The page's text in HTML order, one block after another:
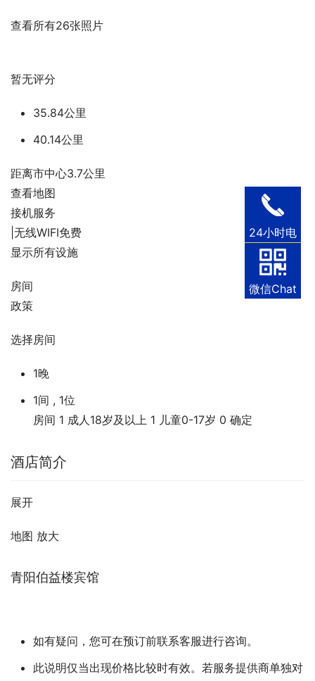
查看所有26张照片
暂无评分
35.84公里
40.14公里
距离市中心3.7公里
查看地图
接机服务
|无线WIFI免费
显示所有设施
房间
政策
选择房间
1晚
1间 , 1位
房间 1 成人18岁及以上 1 儿童0-17岁 0 确定
酒店简介
展开
地图 放大
青阳伯益楼宾馆
如有疑问，您可在预订前联系客服进行咨询。
此说明仅当出现价格比较时有效。若服务提供商单独对
24小时电
话
微信Chat